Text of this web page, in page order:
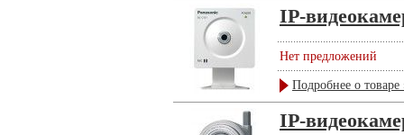
IP-
Нет предложений
Подробнее о товаре
IP-